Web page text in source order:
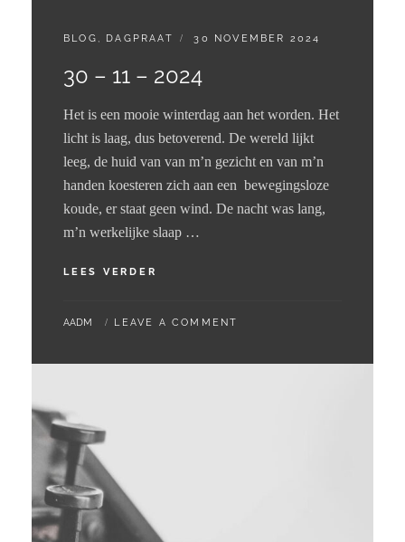
CATEGORIES:
BLOG , DAGPRAAT
GEPLAATST
30 NOVEMBER 2024
30 – 11 – 2024
Het is een mooie winterdag aan het worden. Het
licht is laag, dus betoverend. De wereld lijkt
leeg, de huid van van m’n gezicht en van m’n
handen koesteren zich aan een bewegingsloze
koude, er staat geen wind. De nacht was lang,
m’n werkelijke slaap …
LEES VERDER
–
BY
AADM LEAVE A COMMENT